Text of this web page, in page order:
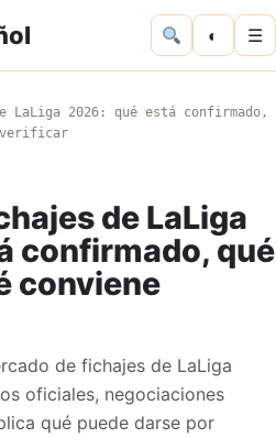
◐ ☰
LaLiga 2026: qué está confirmado,
verificar
de LaLiga
confirmado, qué
conviene
de fichajes de LaLiga
oficiales, negociaciones
qué puede darse por